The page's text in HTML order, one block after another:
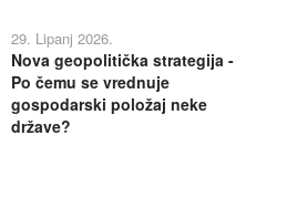
29. Lipanj 2026.
Nova geopolitička strategija -
Po čemu se vrednuje
gospodarski položaj neke
države?